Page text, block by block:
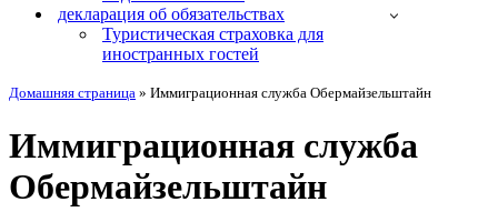
декларация об обязательствах
Туристическая страховка для
иностранных гостей
Домашняя страница » Иммиграционная служба Обермайзельштайн
Иммиграционная служба
Обермайзельштайн